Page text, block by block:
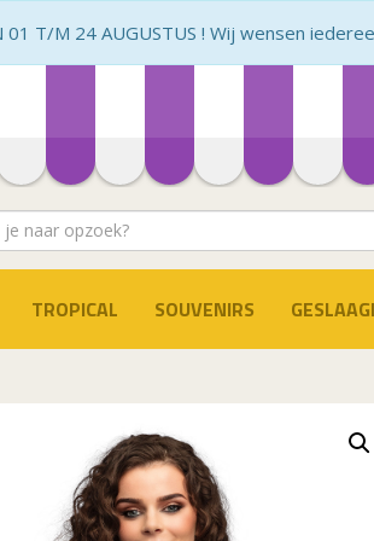
01 T/M 24 AUGUSTUS ! Wij wensen
TROPICAL SOUVENIRS